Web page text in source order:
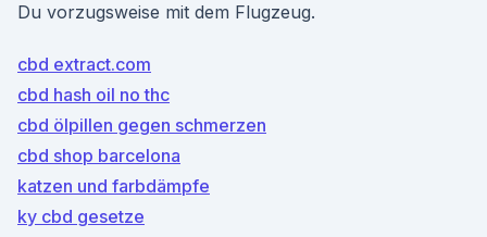
Du vorzugsweise mit dem Flugzeug.
cbd extract.com
cbd hash oil no thc
cbd ölpillen gegen schmerzen
cbd shop barcelona
katzen und farbdämpfe
ky cbd gesetze